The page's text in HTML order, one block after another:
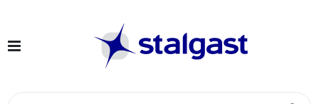
Navigation